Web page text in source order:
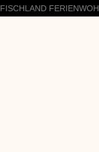
FISCHLAND